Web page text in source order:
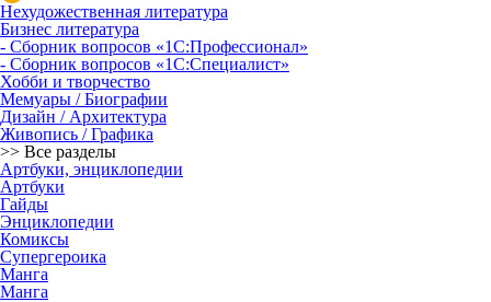
Нехудожественная литература
Бизнес литература
- Сборник вопросов «1С:Профессионал»
- Сборник вопросов «1С:Специалист»
Хобби и творчество
Мемуары / Биографии
Дизайн / Архитектура
Живопись / Графика
>> Все разделы
Артбуки, энциклопедии
Артбуки
Гайды
Энциклопедии
Комиксы
Супергероика
Манга
Манга